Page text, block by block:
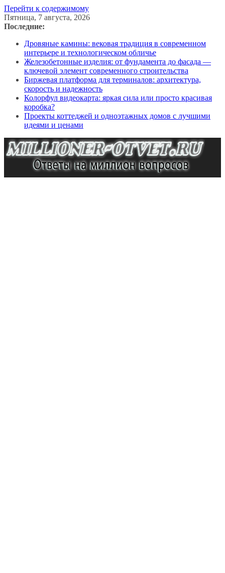
Перейти к содержимому
Пятница, 7 августа, 2026
Последние:
Дровяные камины: вековая традиция в современном
интерьере и технологическом обличье
Железобетонные изделия: от фундамента до фасада —
ключевой элемент современного строительства
Биржевая платформа для терминалов: архитектура,
скорость и надежность
Колорфул видеокарта: яркая сила или просто красивая
коробка?
Проекты коттеджей и одноэтажных домов с лучшими
идеями и ценами